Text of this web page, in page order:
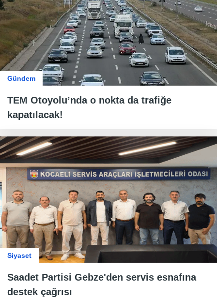
Gündem
TEM Otoyolu’nda o nokta da trafiğe
kapatılacak!
Siyaset
Saadet Partisi Gebze'den servis esnafına
destek çağrısı